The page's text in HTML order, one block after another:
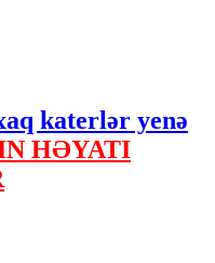
katerlər yenə
HƏYATI